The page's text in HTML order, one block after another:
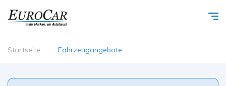
Startseite Fahrzeugangebote